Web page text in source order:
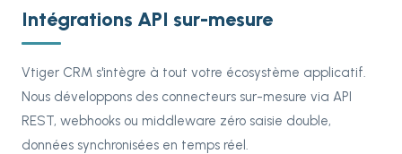
Intégrations API sur-mesure
Vtiger CRM s'intègre à tout votre écosystème applicatif.
Nous développons des connecteurs sur-mesure via API
REST, webhooks ou middleware zéro saisie double,
données synchronisées en temps réel.